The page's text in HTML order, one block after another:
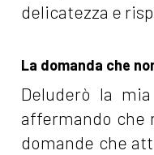
delicatezza e
La domanda che
Deluderò la
affermando che
domande che